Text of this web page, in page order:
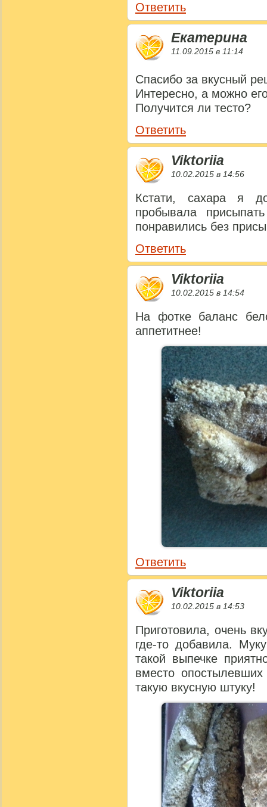
Ответить
Екатерина
11.09.2015 в 11:14
Спасибо за вкусный
Интересно, а можно
Получится ли тесто?
Ответить
Viktoriia
10.02.2015 в 14:56
Кстати, сахара я
пробывала
понравились без
Ответить
Viktoriia
10.02.2015 в 14:54
На фотке баланс
аппетитнее!
Ответить
Viktoriia
10.02.2015 в 14:53
Приготовила, очень
где-то добавила.
такой выпечке
вместо
такую вкусную штуку!